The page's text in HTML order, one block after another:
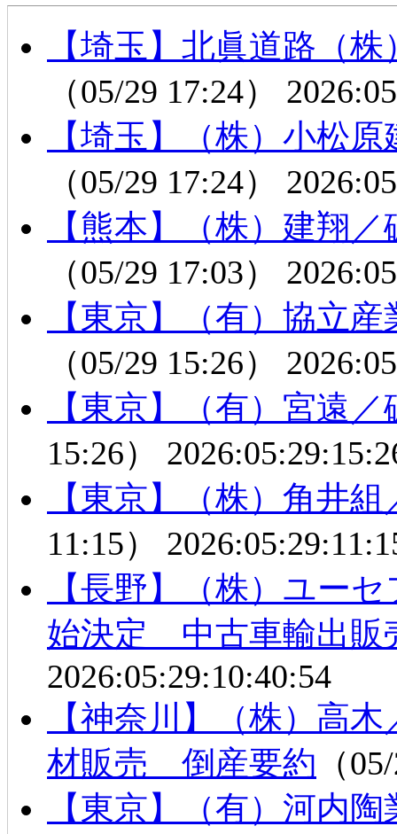
【埼玉】北眞道路（
（05/29 17:24）
【埼玉】（株）小松
（05/29 17:24）
【熊本】（株）建翔
（05/29 17:03）
【東京】（有）協立
（05/29 15:26）
【東京】（有）宮遠
15:26）
【東京】（株）角井
11:15）
【長野】（株）ユー
始決定 中古車輸出
2026:05:29:10:40:54
【神奈川】（株）高
材販売 倒産要約 （
【東京】（有）河内